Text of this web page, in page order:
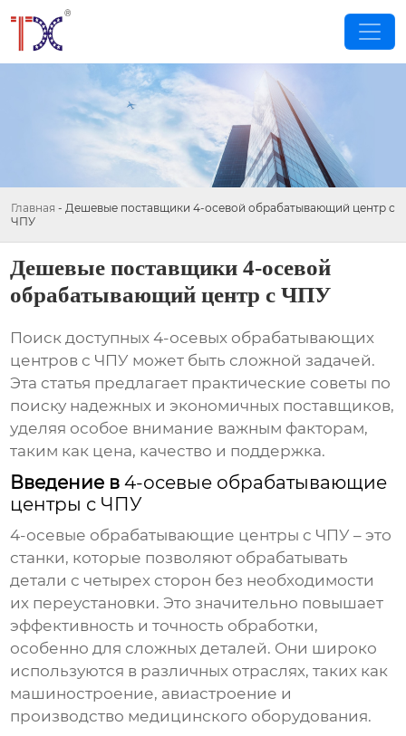
Главная - Дешевые поставщики 4-осевой обрабатывающий центр с
ЧПУ
Дешевые поставщики 4-осевой
обрабатывающий центр с ЧПУ
Поиск доступных4-осевых обрабатывающих
центров с ЧПУ может быть сложной задачей.
Эта статья предлагает практические советы по
поиску надежных и экономичных поставщиков,
уделяя особое внимание важным факторам,
таким как цена, качество и поддержка.
Введение в4-осевые обрабатывающие
центры с ЧПУ
4-осевые обрабатывающие центры с ЧПУ – это
станки, которые позволяют обрабатывать
детали с четырех сторон без необходимости
их переустановки. Это значительно повышает
эффективность и точность обработки,
особенно для сложных деталей. Они широко
используются в различных отраслях, таких как
машиностроение, авиастроение и
производство медицинского оборудования.